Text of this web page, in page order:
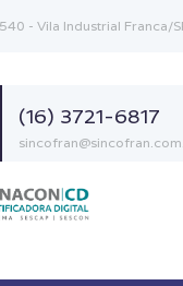
- Vila Industrial Franca/
(16) 3721-6817